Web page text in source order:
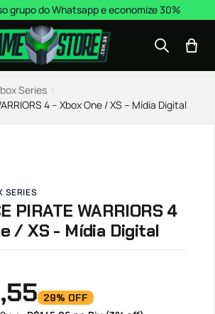
grupo do Whatsapp e economize 30%
Series ›
4 – Xbox One / XS – Mídia Digital
SERIES
PIRATE WARRIORS 4
/ XS - Mídia Digital
29% OFF